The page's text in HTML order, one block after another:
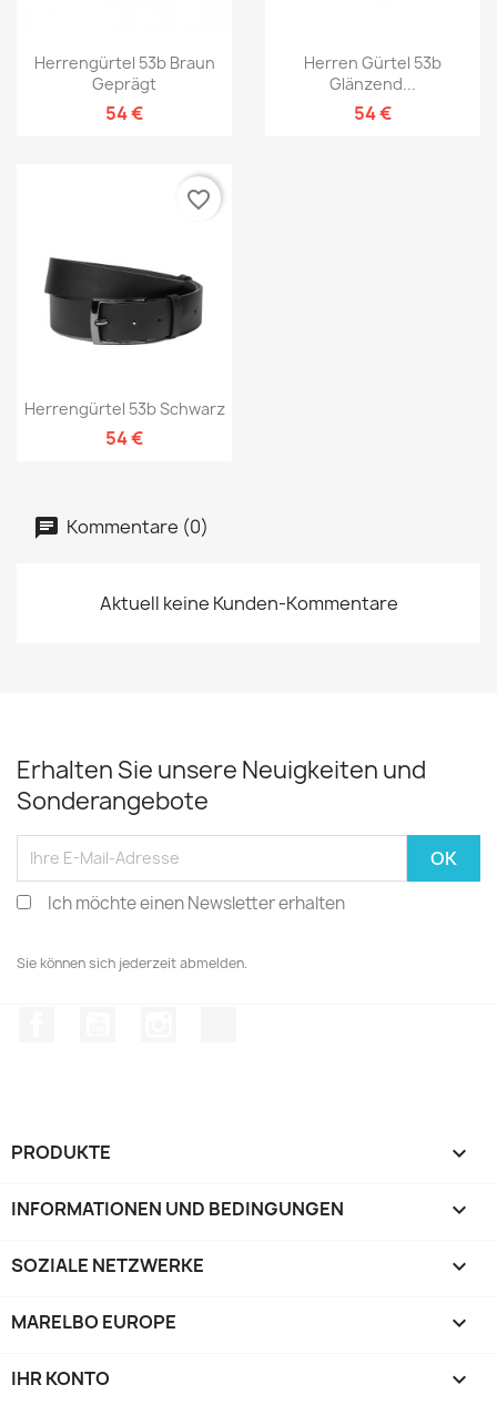
Herrengürtel 53b Braun
Geprägt
54 €
Herren Gürtel 53b
Glänzend...
54 €
Herrengürtel 53b Schwarz
54 €
favorite_border
Kommentare (0)
Aktuell keine Kunden-Kommentare
Erhalten Sie unsere Neuigkeiten und
Sonderangebote
Ich möchte einen Newsletter erhalten
Sie können sich jederzeit abmelden.
PRODUKTE 
INFORMATIONEN UND BEDINGUNGEN 
SOZIALE NETZWERKE 
MARELBO EUROPE 
IHR KONTO 